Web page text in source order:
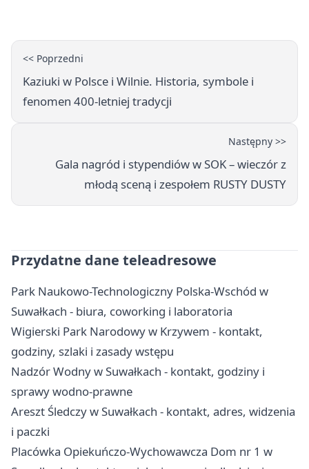
<< Poprzedni
Kaziuki w Polsce i Wilnie. Historia, symbole i
fenomen 400-letniej tradycji
Następny >>
Gala nagród i stypendiów w SOK – wieczór z
młodą sceną i zespołem RUSTY DUSTY
Przydatne dane teleadresowe
Park Naukowo-Technologiczny Polska-Wschód w
Suwałkach - biura, coworking i laboratoria
Wigierski Park Narodowy w Krzywem - kontakt,
godziny, szlaki i zasady wstępu
Nadzór Wodny w Suwałkach - kontakt, godziny i
sprawy wodno-prawne
Areszt Śledczy w Suwałkach - kontakt, adres, widzenia
i paczki
Placówka Opiekuńczo-Wychowawcza Dom nr 1 w